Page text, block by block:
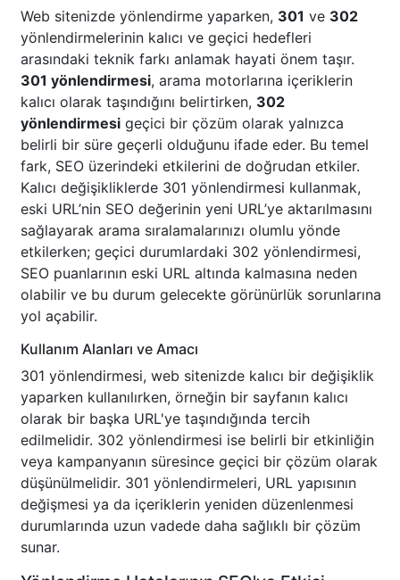
Web sitenizde yönlendirme yaparken, 301 ve 302
yönlendirmelerinin kalıcı ve geçici hedefleri
arasındaki teknik farkı anlamak hayati önem taşır.
301 yönlendirmesi, arama motorlarına içeriklerin
kalıcı olarak taşındığını belirtirken, 302
yönlendirmesi geçici bir çözüm olarak yalnızca
belirli bir süre geçerli olduğunu ifade eder. Bu temel
fark, SEO üzerindeki etkilerini de doğrudan etkiler.
Kalıcı değişikliklerde 301 yönlendirmesi kullanmak,
eski URL’nin SEO değerinin yeni URL’ye aktarılmasını
sağlayarak arama sıralamalarınızı olumlu yönde
etkilerken; geçici durumlardaki 302 yönlendirmesi,
SEO puanlarının eski URL altında kalmasına neden
olabilir ve bu durum gelecekte görünürlük sorunlarına
yol açabilir.
Kullanım Alanları ve Amacı
301 yönlendirmesi, web sitenizde kalıcı bir değişiklik
yaparken kullanılırken, örneğin bir sayfanın kalıcı
olarak bir başka URL'ye taşındığında tercih
edilmelidir. 302 yönlendirmesi ise belirli bir etkinliğin
veya kampanyanın süresince geçici bir çözüm olarak
düşünülmelidir. 301 yönlendirmeleri, URL yapısının
değişmesi ya da içeriklerin yeniden düzenlenmesi
durumlarında uzun vadede daha sağlıklı bir çözüm
sunar.